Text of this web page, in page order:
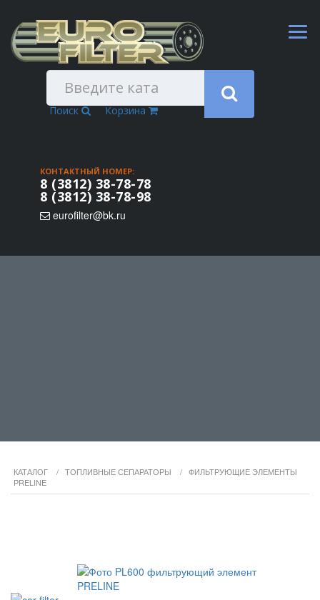
Поиск Корзина
КОНТАКТНЫЙ НОМЕР:
8 (3812) 38-78-78
8 (3812) 38-78-98
eurofilter@bk.ru
КАТАЛОГ / ТОПЛИВНЫЕ СЕПАРАТОРЫ / ФИЛЬТРУЮЩИЕ ЭЛЕМЕНТЫ
PRELINE